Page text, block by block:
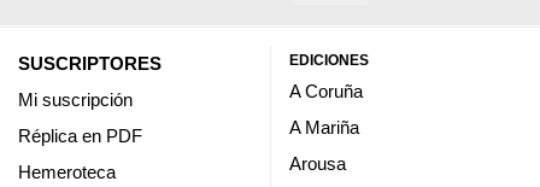
SUSCRIPTORES
Mi suscripción
Réplica en PDF
Hemeroteca
EDICIONES
A Coruña
A Mariña
Arousa